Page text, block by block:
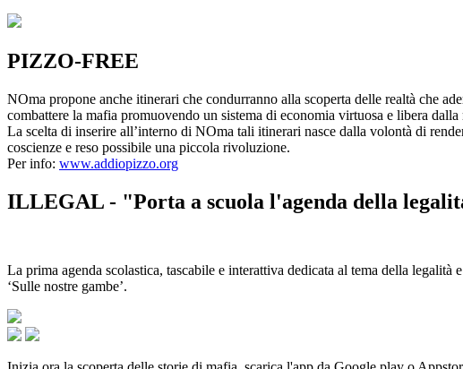
PIZZO-FREE
NOma propone anche itinerari che condurranno alla scoperta delle realtà che
combattere la mafia promuovendo un sistema di economia virtuosa e libera
La scelta di inserire all’interno di NOma tali itinerari nasce dalla volontà di
coscienze e reso possibile una piccola rivoluzione.
Per info: www.addiopizzo.org
ILLEGAL - "Porta a scuola l'agenda della
La prima agenda scolastica, tascabile e interattiva dedicata al tema della
‘Sulle nostre gambe’.